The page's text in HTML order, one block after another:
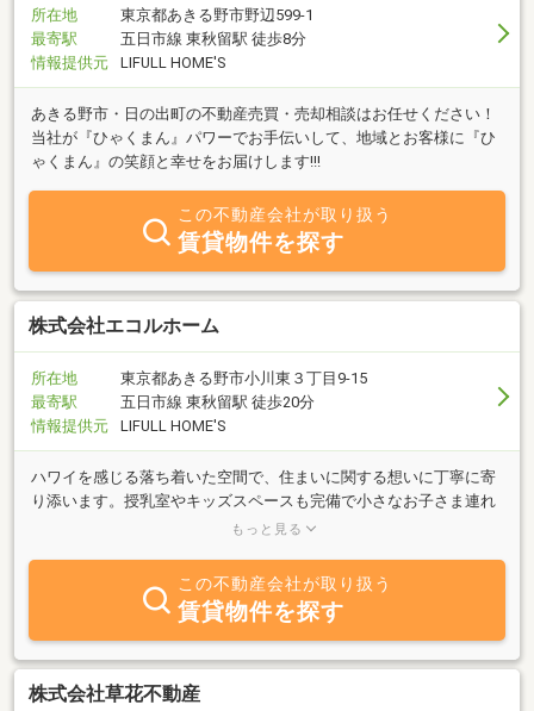
所在地
東京都あきる野市野辺599-1
最寄駅
五日市線 東秋留駅 徒歩8分
情報提供元
LIFULL HOME'S
あきる野市・日の出町の不動産売買・売却相談はお任せください！
当社が『ひゃくまん』パワーでお手伝いして、地域とお客様に『ひ
ゃくまん』の笑顔と幸せをお届けします!!!
この不動産会社が取り扱う
賃貸物件を探す
株式会社エコルホーム
所在地
東京都あきる野市小川東３丁目9-15
最寄駅
五日市線 東秋留駅 徒歩20分
情報提供元
LIFULL HOME'S
ハワイを感じる落ち着いた空間で、住まいに関する想いに丁寧に寄
り添います。授乳室やキッズスペースも完備で小さなお子さま連れ
の方も安心。全ての出会いに感謝を込めて－。不動産のことなら当
もっと見る
この不動産会社が取り扱う
賃貸物件を探す
株式会社草花不動産